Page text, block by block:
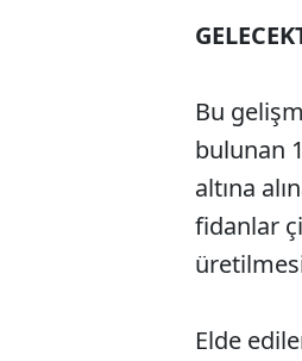
Bu
bulunan
altına
fidanlar
Elde